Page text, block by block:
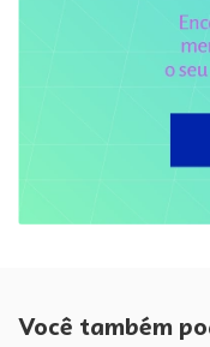
Você também